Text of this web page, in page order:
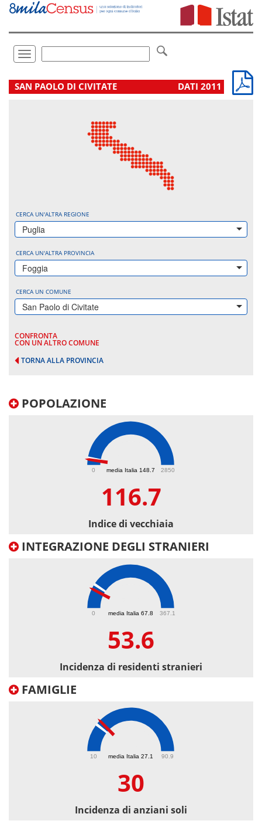
Vai
direttamente
Toggle
navigation
.
SAN PAOLO DI CIVITATE DATI 2011
CERCA UN'ALTRA REGIONE
Puglia
CERCA UN'ALTRA PROVINCIA
Foggia
CERCA UN COMUNE
San Paolo di Civitate
CONFRONTA
CON UN ALTRO COMUNE
TORNA ALLA PROVINCIA
POPOLAZIONE
media Italia 148.7
0 2850
116.7
Indice di vecchiaia
INTEGRAZIONE DEGLI STRANIERI
media Italia 67.8
0 367.1
53.6
Incidenza di residenti stranieri
FAMIGLIE
media Italia 27.1
10 90.9
30
Incidenza di anziani soli